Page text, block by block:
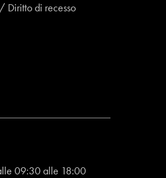
Diritto di recesso
09:30 alle 18:00